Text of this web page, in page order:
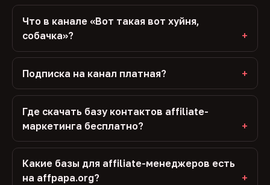
Что в канале «Вот такая вот хуйня,
собачка»?
Подписка на канал платная?
Где скачать базу контактов affiliate-
маркетинга бесплатно?
Какие базы для affiliate-менеджеров есть
на affpapa.org?